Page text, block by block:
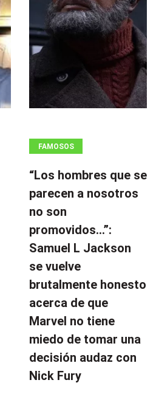
FAMOSOS
“Los hombres que se
parecen a nosotros
no son
promovidos…”:
Samuel L Jackson
se vuelve
brutalmente honesto
acerca de que
Marvel no tiene
miedo de tomar una
decisión audaz con
Nick Fury